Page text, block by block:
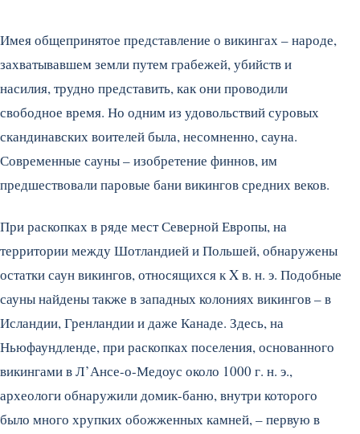
Имея общепринятое представление о викингах – народе,
захватывавшем земли путем грабежей, убийств и
насилия, трудно представить, как они проводили
свободное время. Но одним из удовольствий суровых
скандинавских воителей была, несомненно, сауна.
Современные сауны – изобретение финнов, им
предшествовали паровые бани викингов средних веков.
При раскопках в ряде мест Северной Европы, на
территории между Шотландией и Польшей, обнаружены
остатки саун викингов, относящихся к X в. н. э. Подобные
сауны найдены также в западных колониях викингов – в
Исландии, Гренландии и даже Канаде. Здесь, на
Ньюфаундленде, при раскопках поселения, основанного
викингами в Л’Ансе-о-Медоус около 1000 г. н. э.,
археологи обнаружили домик-баню, внутри которого
было много хрупких обожженных камней, – первую в